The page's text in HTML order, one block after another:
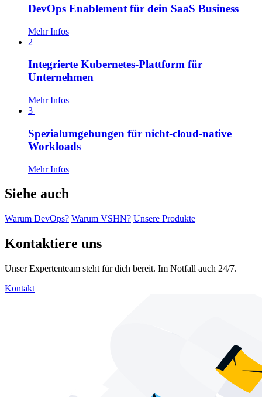
DevOps Enablement für dein SaaS Business
Mehr Infos
2
Integrierte Kubernetes-Plattform für
Unternehmen
Mehr Infos
3
Spezialumgebungen für nicht-cloud-native
Workloads
Mehr Infos
Siehe auch
Warum DevOps? Warum VSHN? Unsere Produkte
Kontaktiere uns
Unser Expertenteam steht für dich bereit. Im Notfall auch 24/7.
Kontakt